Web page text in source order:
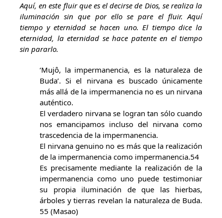
Aquí, en este fluir que es el decirse de Dios, se realiza la
iluminación sin que por ello se pare el fluir. Aquí
tiempo y eternidad se hacen uno. El tiempo dice la
eternidad, la eternidad se hace patente en el tiempo
sin pararlo.
‘Mujô, la impermanencia, es la naturaleza de
Buda’. Si el nirvana es buscado únicamente
más allá de la impermanencia no es un nirvana
auténtico.
El verdadero nirvana se logran tan sólo cuando
nos emancipamos incluso del nirvana como
trascedencia de la impermanencia.
El nirvana genuino no es más que la realización
de la impermanencia como impermanencia.54
Es precisamente mediante la realización de la
impermanencia como uno puede testimoniar
su propia iluminación de que las hierbas,
árboles y tierras revelan la naturaleza de Buda.
55 (Masao)